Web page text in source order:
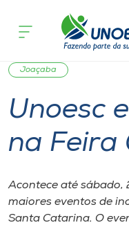
Cursos
Onde estamos
Pesquisa
Atendimento ao
Portal de Ensino
acontece
Joaçaba
Unoesc
na Feira
Acontece até sábado,
maiores eventos de
Santa Catarina. O